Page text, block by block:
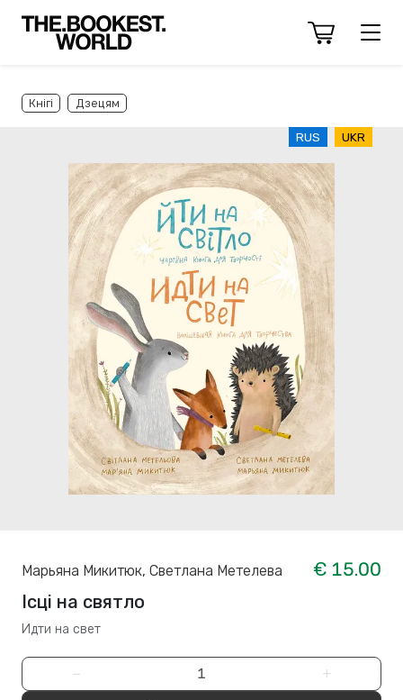
Кнігі Дзецям
RUS UKR
Марьяна Микитюк, Светлана Метелева
€ 15.00
Ісці на святло
Идти на свет
− +